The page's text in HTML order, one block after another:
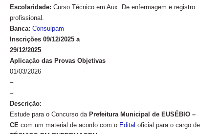
Escolaridade: Curso Técnico em Aux. De enfermagem e registro
profissional.
Banca: Consulpam
Inscrições 09/12/2025 a
29/12/2025
Aplicação das Provas Objetivas
01/03/2026
–
–
Descrição:
Estude para o Concurso da Prefeitura Municipal de EUSÉBIO –
CE com um material de acordo com o Edital oficial para o cargo de